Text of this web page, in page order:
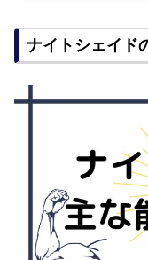
ナイトシェイド